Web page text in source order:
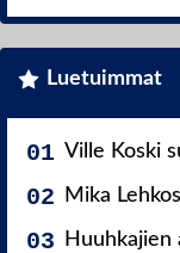
Luetuimmat
Ville Koski
Mika
Huuhkajien